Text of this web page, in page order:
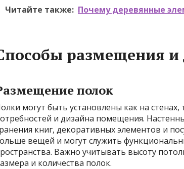
Читайте также: Почему деревянные
размещения и
полок
могут быть установлены как на
и дизайна помещения.
книг, декоративных элементов и
вещей и могут служить
Важно учитывать высоту
и количества полок.